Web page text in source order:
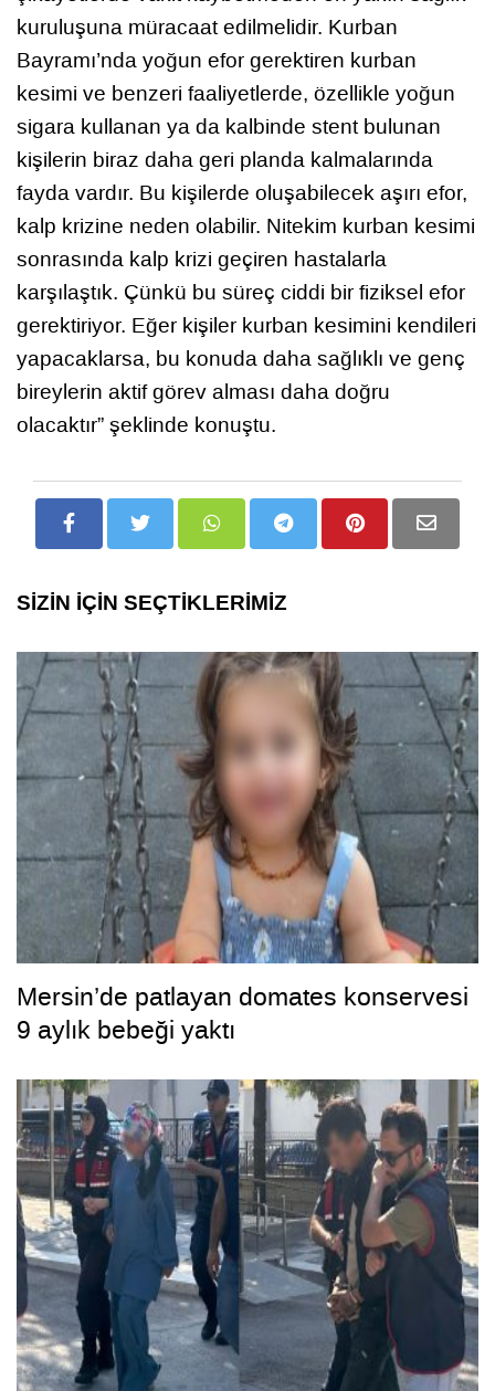
kuruluşuna müracaat edilmelidir. Kurban
Bayramı’nda yoğun efor gerektiren kurban
kesimi ve benzeri faaliyetlerde, özellikle yoğun
sigara kullanan ya da kalbinde stent bulunan
kişilerin biraz daha geri planda kalmalarında
fayda vardır. Bu kişilerde oluşabilecek aşırı efor,
kalp krizine neden olabilir. Nitekim kurban kesimi
sonrasında kalp krizi geçiren hastalarla
karşılaştık. Çünkü bu süreç ciddi bir fiziksel efor
gerektiriyor. Eğer kişiler kurban kesimini kendileri
yapacaklarsa, bu konuda daha sağlıklı ve genç
bireylerin aktif görev alması daha doğru
olacaktır” şeklinde konuştu.
SİZİN İÇİN SEÇTİKLERİMİZ
Mersin’de patlayan domates konservesi
9 aylık bebeği yaktı